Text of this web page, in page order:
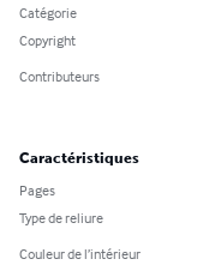
Catégorie
Copyright
Contributeurs
Caractéristiques
Pages
Type de reliure
Couleur de l’intérieur